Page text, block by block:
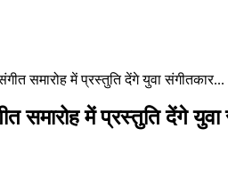
समारोह में प्रस्तुति देंगे युवा संगीतकार...
समारोह में प्रस्तुति देंगे युवा